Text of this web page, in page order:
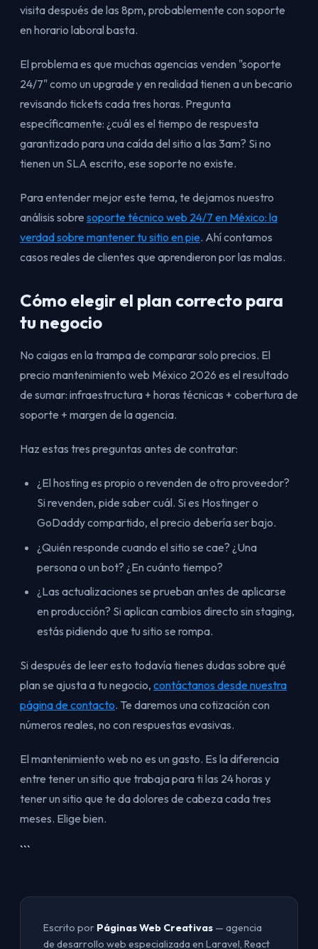
visita después de las 8pm, probablemente con soporte
en horario laboral basta.
El problema es que muchas agencias venden "soporte
24/7" como un upgrade y en realidad tienen a un becario
revisando tickets cada tres horas. Pregunta
específicamente: ¿cuál es el tiempo de respuesta
garantizado para una caída del sitio a las 3am? Si no
tienen un SLA escrito, ese soporte no existe.
Para entender mejor este tema, te dejamos nuestro
análisis sobre soporte técnico web 24/7 en México: la
verdad sobre mantener tu sitio en pie. Ahí contamos
casos reales de clientes que aprendieron por las malas.
Cómo elegir el plan correcto para
tu negocio
No caigas en la trampa de comparar solo precios. El
precio mantenimiento web México 2026 es el resultado
de sumar: infraestructura + horas técnicas + cobertura de
soporte + margen de la agencia.
Haz estas tres preguntas antes de contratar:
¿El hosting es propio o revenden de otro proveedor?
Si revenden, pide saber cuál. Si es Hostinger o
GoDaddy compartido, el precio debería ser bajo.
¿Quién responde cuando el sitio se cae? ¿Una
persona o un bot? ¿En cuánto tiempo?
¿Las actualizaciones se prueban antes de aplicarse
en producción? Si aplican cambios directo sin staging,
estás pidiendo que tu sitio se rompa.
Si después de leer esto todavía tienes dudas sobre qué
plan se ajusta a tu negocio, contáctanos desde nuestra
página de contacto. Te daremos una cotización con
números reales, no con respuestas evasivas.
El mantenimiento web no es un gasto. Es la diferencia
entre tener un sitio que trabaja para ti las 24 horas y
tener un sitio que te da dolores de cabeza cada tres
meses. Elige bien.
```
Escrito por Páginas Web Creativas — agencia
de desarrollo web especializada en Laravel, React